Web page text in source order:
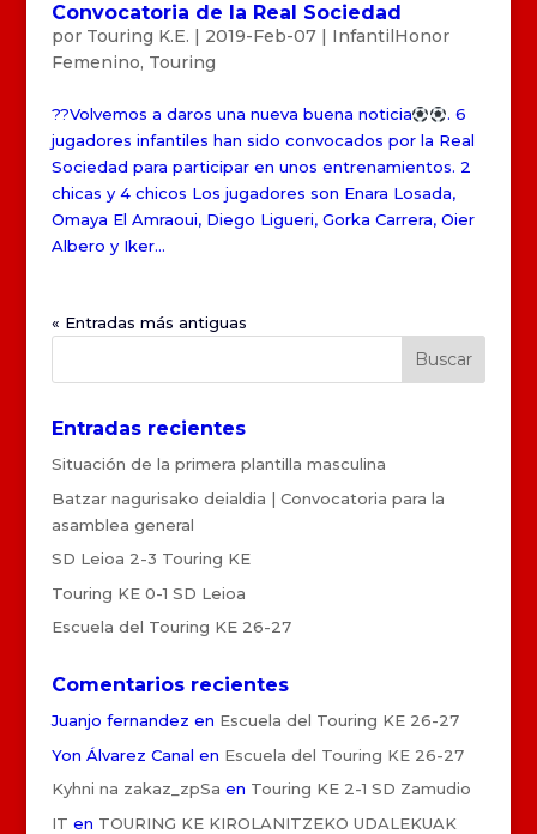
Convocatoria de la Real Sociedad
por Touring K.E. 2019-Feb-07| InfantilHonor
Femenino, Touring
??Volvemos a daros una nueva buena noticia
. 6
jugadores infantiles han sido convocados por la Real
Sociedad para participar en unos entrenamientos. 2
chicas y 4 chicos Los jugadores son Enara Losada,
Omaya El Amraoui, Diego Ligueri, Gorka Carrera, Oier
Albero y Iker...
« Entradas más antiguas
Entradas recientes
Situación de la primera plantilla masculina
Batzar nagurisako deialdia | Convocatoria para la
asamblea general
SD Leioa 2-3 Touring KE
Touring KE 0-1 SD Leioa
Escuela del Touring KE 26-27
Comentarios recientes
Juanjo fernandez en Escuela del Touring KE 26-27
Yon Álvarez Canal en Escuela del Touring KE 26-27
Kyhni na zakaz_zpSa en Touring KE 2-1 SD Zamudio
IT en TOURING KE KIROLANITZEKO UDALEKUAK